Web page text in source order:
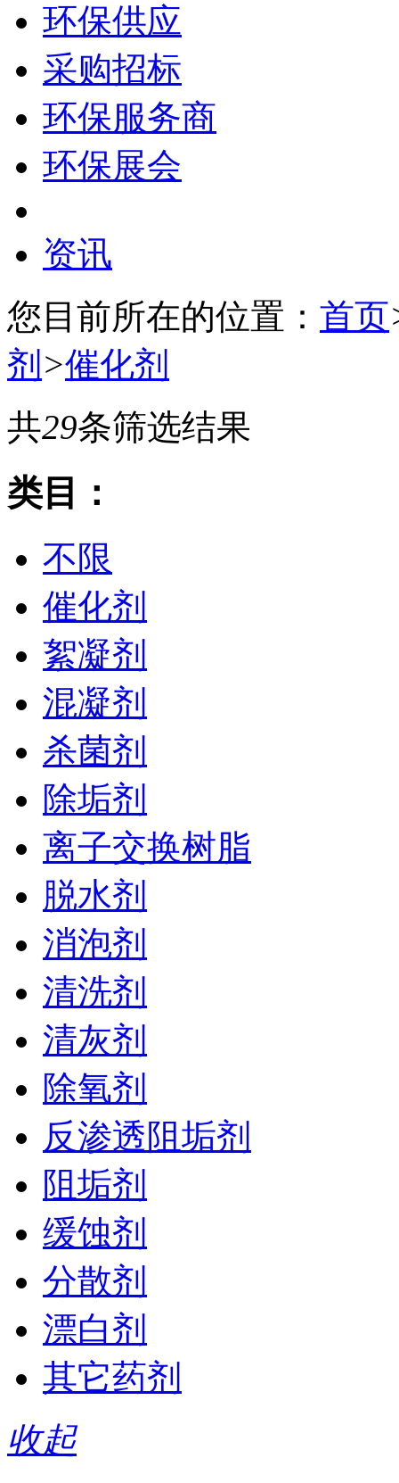
环保供应
采购招标
环保服务商
环保展会
资讯
您目前所在的位置： 首页
剂 >催化剂
共29条筛选结果
类目：
不限
催化剂
絮凝剂
混凝剂
杀菌剂
除垢剂
离子交换树脂
脱水剂
消泡剂
清洗剂
清灰剂
除氧剂
反渗透阻垢剂
阻垢剂
缓蚀剂
分散剂
漂白剂
其它药剂
收起